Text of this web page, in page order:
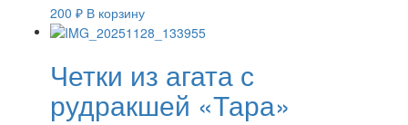
200 ₽ В корзину
Четки из агата с
рудракшей «Тара»